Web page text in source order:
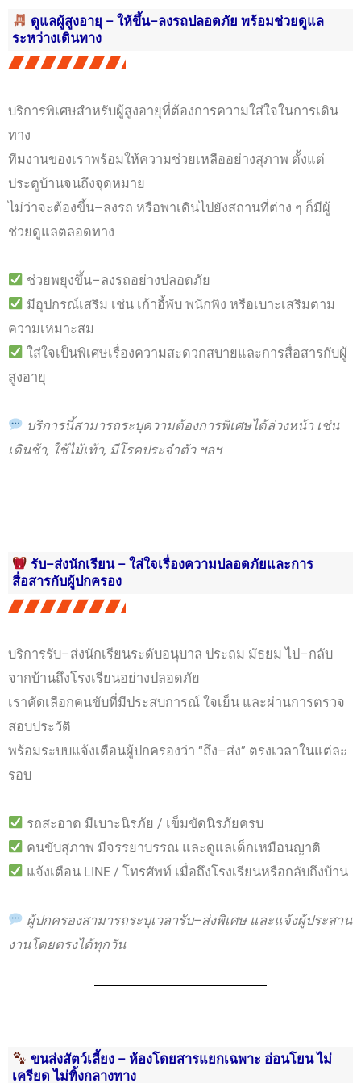
ดูแลผู้สูงอายุ – ให้ขึ้น–ลงรถปลอดภัย พร้อมช่วยดูแล
ระหว่างเดินทาง
บริการพิเศษสำหรับผู้สูงอายุที่ต้องการความใส่ใจในการเดิน
ทาง
ทีมงานของเราพร้อมให้ความช่วยเหลืออย่างสุภาพ ตั้งแต่
ประตูบ้านจนถึงจุดหมาย
ไม่ว่าจะต้องขึ้น–ลงรถ หรือพาเดินไปยังสถานที่ต่าง ๆ ก็มีผู้
ช่วยดูแลตลอดทาง
ช่วยพยุงขึ้น–ลงรถอย่างปลอดภัย
มีอุปกรณ์เสริม เช่น เก้าอี้พับ พนักพิง หรือเบาะเสริมตาม
ความเหมาะสม
ใส่ใจเป็นพิเศษเรื่องความสะดวกสบายและการสื่อสารกับผู้
สูงอายุ
บริการนี้สามารถระบุความต้องการพิเศษได้ล่วงหน้า เช่น
เดินช้า, ใช้ไม้เท้า, มีโรคประจำตัว ฯลฯ
รับ–ส่งนักเรียน – ใส่ใจเรื่องความปลอดภัยและการ
สื่อสารกับผู้ปกครอง
บริการรับ–ส่งนักเรียนระดับอนุบาล ประถม มัธยม ไป–กลับ
จากบ้านถึงโรงเรียนอย่างปลอดภัย
เราคัดเลือกคนขับที่มีประสบการณ์ ใจเย็น และผ่านการตรวจ
สอบประวัติ
พร้อมระบบแจ้งเตือนผู้ปกครองว่า “ถึง–ส่ง” ตรงเวลาในแต่ละ
รอบ
รถสะอาด มีเบาะนิรภัย / เข็มขัดนิรภัยครบ
คนขับสุภาพ มีจรรยาบรรณ และดูแลเด็กเหมือนญาติ
แจ้งเตือน LINE / โทรศัพท์ เมื่อถึงโรงเรียนหรือกลับถึงบ้าน
ผู้ปกครองสามารถระบุเวลารับ–ส่งพิเศษ และแจ้งผู้ประสาน
งานโดยตรงได้ทุกวัน
ขนส่งสัตว์เลี้ยง – ห้องโดยสารแยกเฉพาะ อ่อนโยน ไม่
เครียด ไม่ทิ้งกลางทาง